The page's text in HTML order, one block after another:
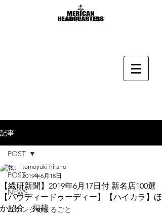
記事
POST
NEWS
ニホンジカまるごと
POST
【繊研新聞】2019年6月17日付 新名店100選
【ハウディードゥーディー】【ハイカラ】ほ
か紹介 掲載
tomoyuki hirano
2019年6月18日